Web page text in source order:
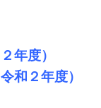
年度）
和２年度）